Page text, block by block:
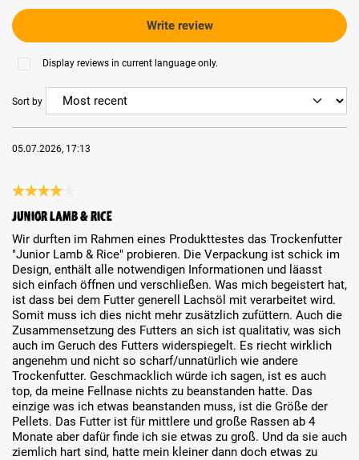
Write review
Display reviews in current language only.
Sort by
05.07.2026, 17:13
Junior Lamb & Rice
Wir durften im Rahmen eines Produkttestes das Trockenfutter
"Junior Lamb & Rice" probieren. Die Verpackung ist schick im
Design, enthält alle notwendigen Informationen und läasst
sich einfach öffnen und verschließen. Was mich begeistert hat,
ist dass bei dem Futter generell Lachsöl mit verarbeitet wird.
Somit muss ich dies nicht mehr zusätzlich zufüttern. Auch die
Zusammensetzung des Futters an sich ist qualitativ, was sich
auch im Geruch des Futters widerspiegelt. Es riecht wirklich
angenehm und nicht so scharf/unnatürlich wie andere
Trockenfutter. Geschmacklich würde ich sagen, ist es auch
top, da meine Fellnase nichts zu beanstanden hatte. Das
einzige was ich etwas beanstanden muss, ist die Größe der
Pellets. Das Futter ist für mittlere und große Rassen ab 4
Monate aber dafür finde ich sie etwas zu groß. Und da sie auch
ziemlich hart sind, hatte mein kleiner dann doch etwas zu